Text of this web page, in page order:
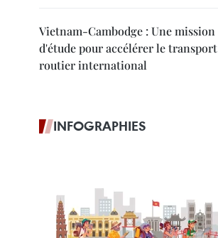
Vietnam-Cambodge : Une mission
d'étude pour accélérer le transport
routier international
INFOGRAPHIES